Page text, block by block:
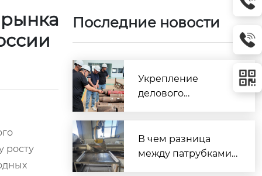
росту
Последние новости
Укрепление
делового
стремление к
развитию!
В чем разница
между патрубками